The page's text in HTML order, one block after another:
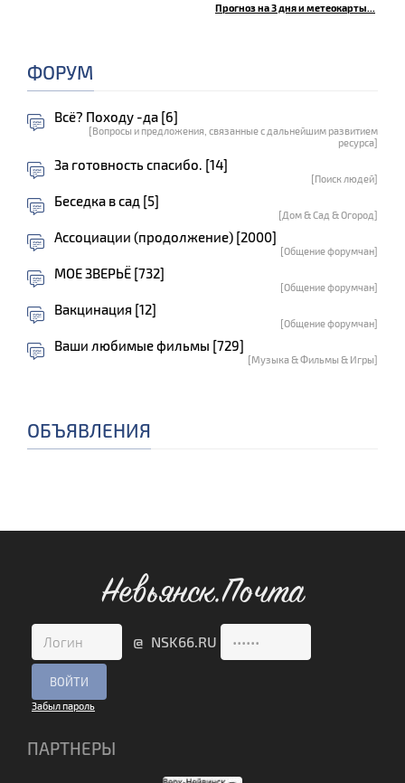
Прогноз на 3 дня и метеокарты...
ФОРУМ
Всё? Походу -да [6]
[Вопросы и предложения, связанные с дальнейшим развитием
ресурса]
За готовность спасибо. [14]
[Поиск людей]
Беседка в сад [5]
[Дом & Сад & Огород]
Ассоциации (продолжение) [2000]
[Общение форумчан]
МОЕ ЗВЕРЬЁ [732]
[Общение форумчан]
Вакцинация [12]
[Общение форумчан]
Ваши любимые фильмы [729]
[Музыка & Фильмы & Игры]
ОБЪЯВЛЕНИЯ
Невьянск.Почта
@ NSK66.RU
Забыл пароль
ПАРТНЕРЫ